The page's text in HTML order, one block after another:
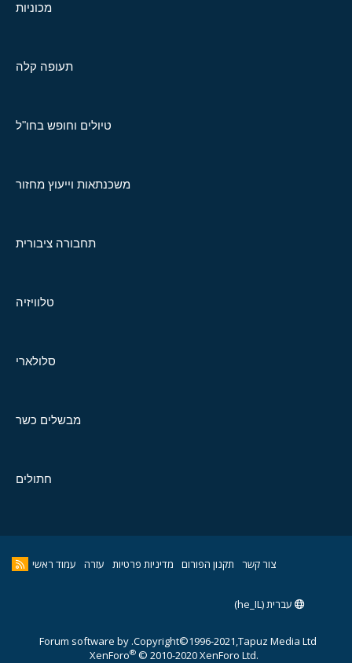
מכוניות
תעופה קלה
טיולים וחופש בחו"ל
משכנתאות וייעוץ מחזור
תחבורה ציבורית
טלוויזיה
סלולארי
מבשלים כשר
חתולים
צור קשר תקנון הפורום מדיניות פרטיות עזרה עמוד ראשי
עברית (he_IL)
Copyright©1996-2021,Tapuz Media Ltd.
Forum software by
XenForo® © 2010-2020 XenForo Ltd.